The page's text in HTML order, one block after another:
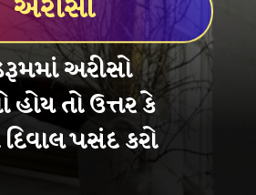
અરીસો
હોય તો ઉત્તર કે
દિવાલ પસંદ કરો
અરીસો